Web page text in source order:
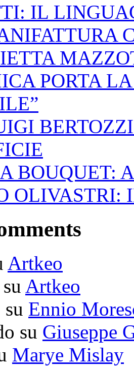
IL
PORTA
BOUQUET:
OLIVASTRI:
Artkeo
su Artkeo
su Ennio
su Giuseppe
Marye Mislay